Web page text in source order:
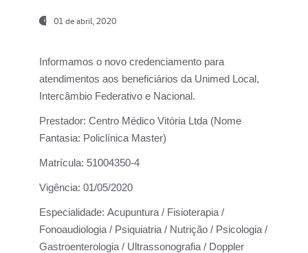
01 de abril, 2020
Informamos o novo credenciamento para
atendimentos aos beneficiários da Unimed Local,
Intercâmbio Federativo e Nacional.
Prestador: Centro Médico Vitória Ltda (Nome
Fantasia: Policlínica Master)
Matrícula: 51004350-4
Vigência: 01/05/2020
Especialidade: Acupuntura / Fisioterapia /
Fonoaudiologia / Psiquiatria / Nutrição / Psicologia /
Gastroenterologia / Ultrassonografia / Doppler